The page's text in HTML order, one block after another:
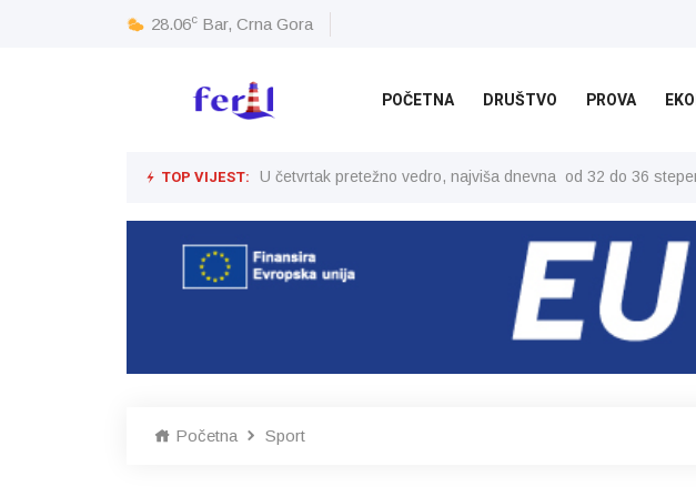
28.06c Bar, Crna Gora
POČETNA DRUŠTVO PROVA
TOP VIJEST: U četvrtak pretežno vedro, najviša dnevna od 32 do 36
Početna Sport